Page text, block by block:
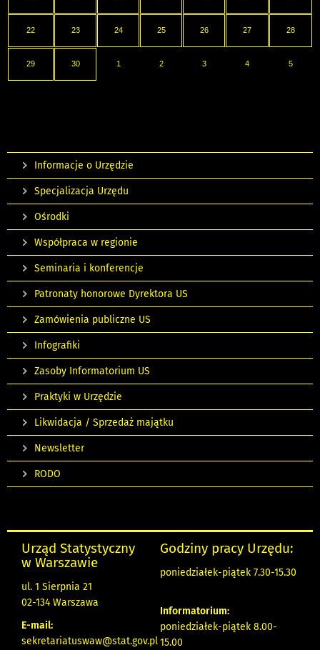
22 23 24 25 26 27 28
29 30 1 2 3 4 5
Informacje o Urzędzie
Specjalizacja Urzędu
Ośrodki
Współpraca w regionie
Seminaria i konferencje
Patronaty honorowe Dyrektora US
Zamówienia publiczne US
Infografiki
Zasoby Informatorium US
Praktyki w Urzędzie
Likwidacja / Sprzedaż majątku
Newsletter
RODO
Urząd Statystyczny
w Warszawie
ul. 1 Sierpnia 21
02-134 Warszawa
E-mail:
sekretariatuswaw@stat.gov.pl
Godziny pracy Urzędu:
poniedziałek-piątek 7.30-15.30
Informatorium:
poniedziałek-piątek 8.00-
15.00